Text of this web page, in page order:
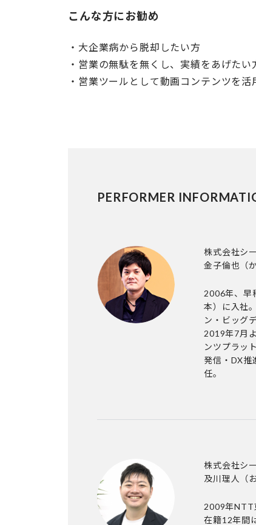
こんな方にお勧め
・大企業病から脱却したい方
・営業の無駄を無くし、実績をあげたい
・営業ツールとして動画コンテンツを活
PERFORMER
株式会社シ
金子倫也 （
2006年、早
本）に入社
ン・ビッグ
2019年7月
ンツプラッ
発信・DX推
任。
株式会社シ
及川理人
（
2009年NTT
在籍12年間